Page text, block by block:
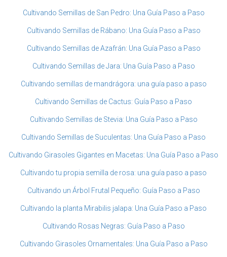
Cultivando Semillas de San Pedro: Una Guía Paso a Paso
Cultivando Semillas de Rábano: Una Guía Paso a Paso
Cultivando Semillas de Azafrán: Una Guía Paso a Paso
Cultivando Semillas de Jara: Una Guía Paso a Paso
Cultivando semillas de mandrágora: una guía paso a paso
Cultivando Semillas de Cactus: Guía Paso a Paso
Cultivando Semillas de Stevia: Una Guía Paso a Paso
Cultivando Semillas de Suculentas: Una Guía Paso a Paso
Cultivando Girasoles Gigantes en Macetas: Una Guía Paso a Paso
Cultivando tu propia semilla de rosa: una guía paso a paso
Cultivando un Árbol Frutal Pequeño: Guía Paso a Paso
Cultivando la planta Mirabilis jalapa: Una Guía Paso a Paso
Cultivando Rosas Negras: Guía Paso a Paso
Cultivando Girasoles Ornamentales: Una Guía Paso a Paso